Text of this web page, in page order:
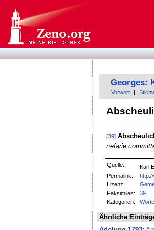
Georges:
Vorwort
[39]
nefarie
Quelle: Karl
Permalink:
Lizenz:
Faksimiles:
39
Kategorien:
Ähnliche